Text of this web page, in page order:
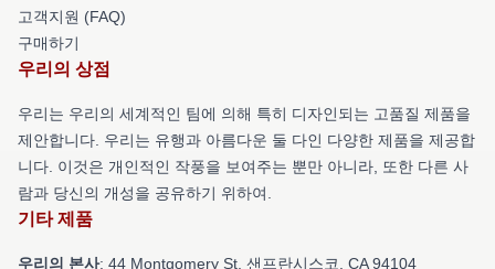
고객지원 (FAQ)
구매하기
우리의 상점
우리는 우리의 세계적인 팀에 의해 특히 디자인되는 고품질 제품을
제안합니다. 우리는 유행과 아름다운 둘 다인 다양한 제품을 제공합
니다. 이것은 개인적인 작풍을 보여주는 뿐만 아니라, 또한 다른 사
람과 당신의 개성을 공유하기 위하여.
기타 제품
우리의 본사: 44 Montgomery St, 샌프란시스코, CA 94104